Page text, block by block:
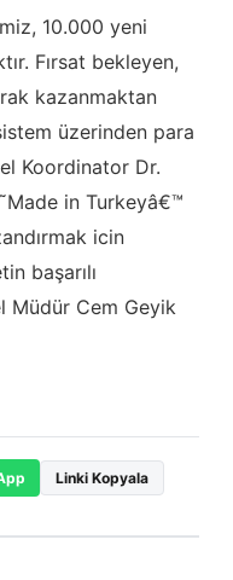
10.000 yeni
Fırsat bekleyen,
kazanmaktan
üzerinden para
Koordinator Dr.
in Turkeyâ€™
icin
başarılı
Müdür Cem Geyik
Linki Kopyala